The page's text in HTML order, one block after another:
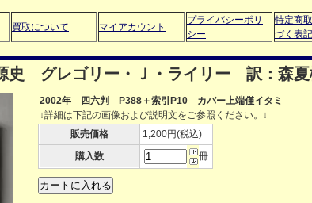
買取について マイアカウント
プライバシーポリ
シー
特定商
づく表記
史 グレゴリー・Ｊ・ライリー 訳：森
2002年 四六判 P388＋索引P10 カバー上端僅イタミ
↓詳細は下記の画像および説明文をご参照ください。↓
販売価格
1,200円(税込)
購入数
冊